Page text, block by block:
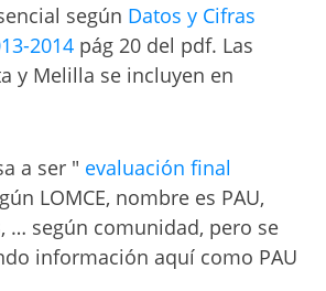
según Datos y Cifras
2014 pág 20 del pdf. Las
y Melilla se incluyen en
a ser " evaluación final
LOMCE, nombre es PAU,
… según comunidad, pero se
información aquí como PAU